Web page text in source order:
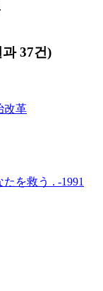
37건)
改革
を救う . -1991